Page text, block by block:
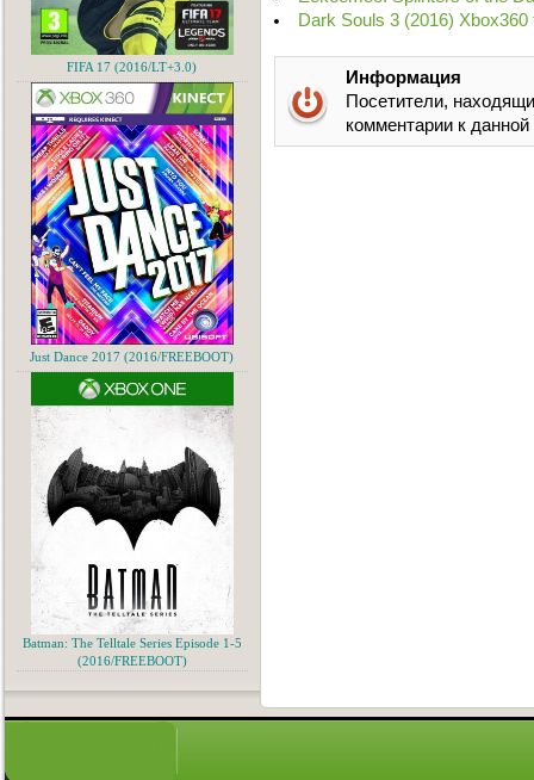
Dark Souls 3 (2016) Xbox360
Информация
Посетители,
комментарии к
FIFA 17 (2016/LT+3.0)
Just Dance 2017 (2016/FREEBOOT)
Batman: The Telltale Series Episode 1-5
(2016/FREEBOOT)